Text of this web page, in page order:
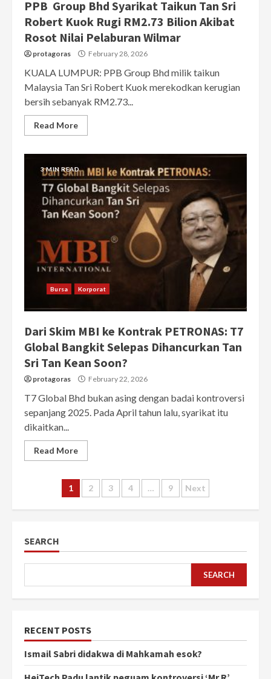
PPB Group Bhd Syarikat Taikun Tan Sri
Robert Kuok Rugi RM2.73 Bilion Akibat
Rosot Nilai Pelaburan Wilmar
protagoras February 28, 2026
KUALA LUMPUR: PPB Group Bhd milik taikun
Malaysia Tan Sri Robert Kuok merekodkan kerugian
bersih sebanyak RM2.73...
Read More
3 MIN READ
Bursa Korporat
Dari Skim MBI ke Kontrak PETRONAS: T7
Global Bangkit Selepas Dihancurkan Tan
Sri Tan Kean Soon?
protagoras February 22, 2026
T7 Global Bhd bukan asing dengan badai kontroversi
sepanjang 2025. Pada April tahun lalu, syarikat itu
dikaitkan...
Read More
Posts
pagination
1 2 3 4 … 9 Next
SEARCH
SEARCH
RECENT POSTS
Ismail Sabri didakwa di Mahkamah esok?